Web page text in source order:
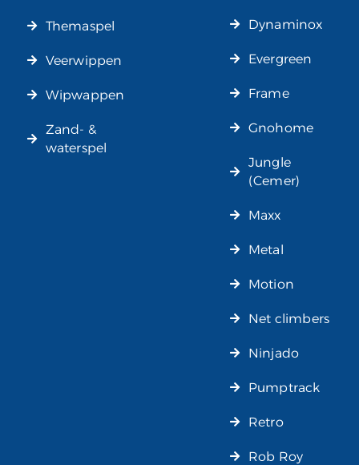
Themaspel
Veerwippen
Wipwappen
Zand- &
waterspel
Dynaminox
Evergreen
Frame
Gnohome
Jungle
(Cemer)
Maxx
Metal
Motion
Net climbers
Ninjado
Pumptrack
Retro
Rob Roy